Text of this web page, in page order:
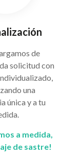
de
solicitud con
una
única y a tu
a medida,
de sastre!